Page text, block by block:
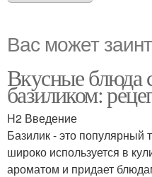
Вас может
Вкусные блюда
базиликом:
H2 Введение
Базилик - это популярный
широко используется в
ароматом и придает